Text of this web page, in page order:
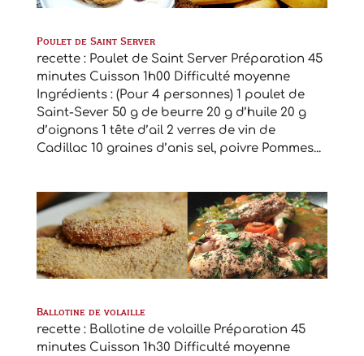
Poulet de Saint Server
recette : Poulet de Saint Server Préparation 45
minutes Cuisson 1h00 Difficulté moyenne
Ingrédients : (Pour 4 personnes) 1 poulet de
Saint-Sever 50 g de beurre 20 g d’huile 20 g
d’oignons 1 tête d’ail 2 verres de vin de
Cadillac 10 graines d’anis sel, poivre Pommes...
Ballotine de volaille
recette : Ballotine de volaille Préparation 45
minutes Cuisson 1h30 Difficulté moyenne